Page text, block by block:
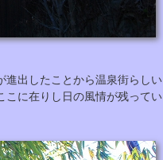
進出したことから温泉街らしい
こに在りし日の風情が残ってい